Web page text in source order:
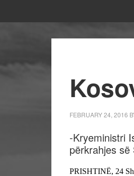
FEBRUARY 24, 2016
-Kryeministri
përkrahjes
PRISHTINË, 24